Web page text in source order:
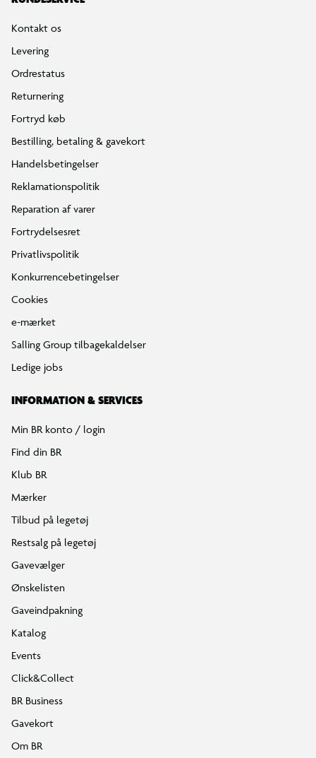
Kontakt os
Levering
Ordrestatus
Returnering
Fortryd køb
Bestilling, betaling & gavekort
Handelsbetingelser
Reklamationspolitik
Reparation af varer
Fortrydelsesret
Privatlivspolitik
Konkurrencebetingelser
Cookies
e-mærket
Salling Group tilbagekaldelser
Ledige jobs
INFORMATION & SERVICES
Min BR konto / login
Find din BR
Klub BR
Mærker
Tilbud på legetøj
Restsalg på legetøj
Gavevælger
Ønskelisten
Gaveindpakning
Katalog
Events
Click&Collect
BR Business
Gavekort
Om BR